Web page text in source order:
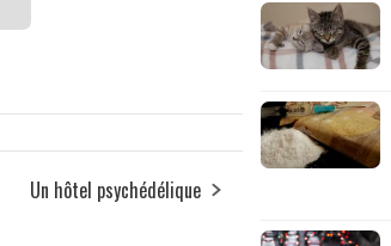
Un hôtel psychédélique